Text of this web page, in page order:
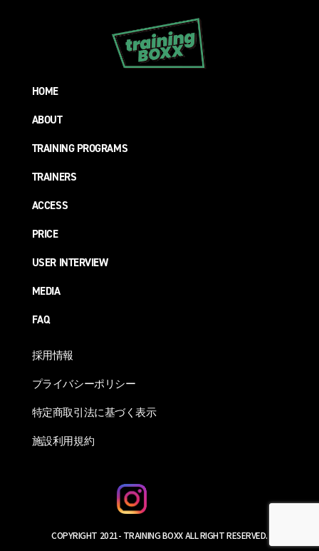
HOME
ABOUT
TRAINING PROGRAMS
TRAINERS
ACCESS
PRICE
USER INTERVIEW
MEDIA
FAQ
採用情報
プライバシーポリシー
特定商取引法に基づく表示
施設利用規約
COPYRIGHT 2021- TRAINING BOXX ALL RIGHT RESERVED.